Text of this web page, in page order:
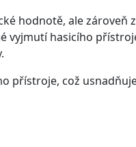
hodnotě, ale
hasicího
přístroje, což